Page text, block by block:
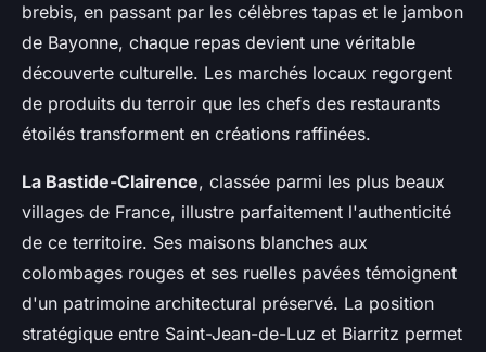
brebis, en passant par les célèbres tapas et le jambon
de Bayonne, chaque repas devient une véritable
découverte culturelle. Les marchés locaux regorgent
de produits du terroir que les chefs des restaurants
étoilés transforment en créations raffinées.
La Bastide-Clairence, classée parmi les plus beaux
villages de France, illustre parfaitement l'authenticité
de ce territoire. Ses maisons blanches aux
colombages rouges et ses ruelles pavées témoignent
d'un patrimoine architectural préservé. La position
stratégique entre Saint-Jean-de-Luz et Biarritz permet